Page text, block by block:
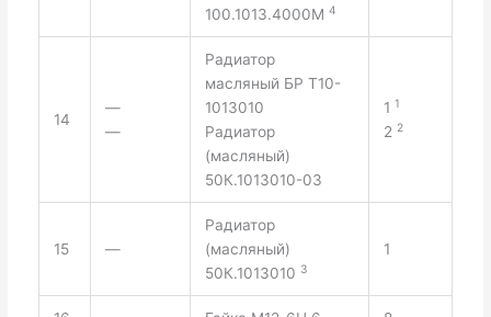
100.1013.4000М4
14
—
—
Радиатор
масляный БР Т10-
1013010
Радиатор
(масляный)
50К.1013010-03
11
2 2
15 —
Радиатор
(масляный)
50К.1013010 3
1